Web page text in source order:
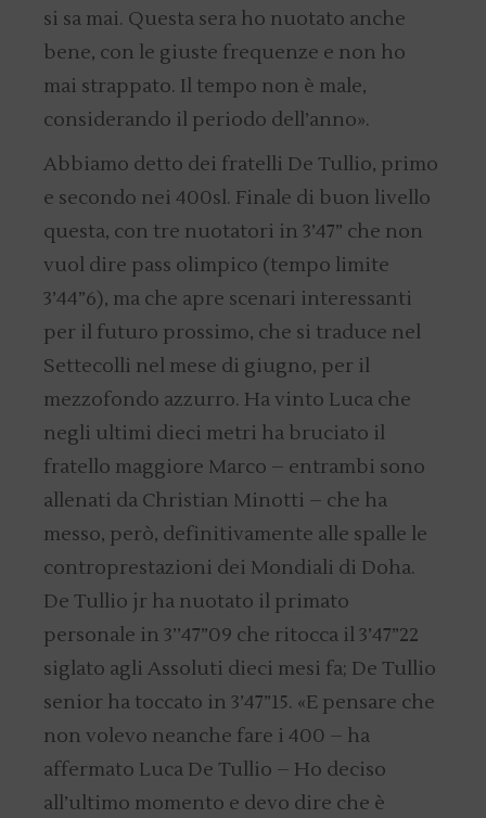
si sa mai. Questa sera ho nuotato anche
bene, con le giuste frequenze e non ho
mai strappato. Il tempo non è male,
considerando il periodo dell’anno».
Abbiamo detto dei fratelli De Tullio, primo
e secondo nei 400sl. Finale di buon livello
questa, con tre nuotatori in 3’47” che non
vuol dire pass olimpico (tempo limite
3’44”6), ma che apre scenari interessanti
per il futuro prossimo, che si traduce nel
Settecolli nel mese di giugno, per il
mezzofondo azzurro. Ha vinto Luca che
negli ultimi dieci metri ha bruciato il
fratello maggiore Marco – entrambi sono
allenati da Christian Minotti – che ha
messo, però, definitivamente alle spalle le
controprestazioni dei Mondiali di Doha.
De Tullio jr ha nuotato il primato
personale in 3’’47”09 che ritocca il 3’47”22
siglato agli Assoluti dieci mesi fa; De Tullio
senior ha toccato in 3’47”15. «E pensare che
non volevo neanche fare i 400 – ha
affermato Luca De Tullio – Ho deciso
all’ultimo momento e devo dire che è